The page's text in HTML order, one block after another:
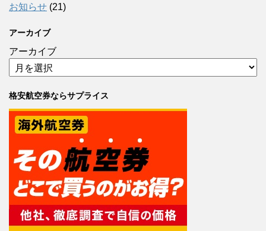
お知らせ (21)
アーカイブ
アーカイブ
格安航空券ならサプライス